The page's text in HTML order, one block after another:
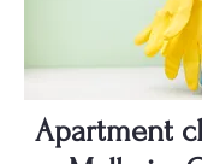
Apartment